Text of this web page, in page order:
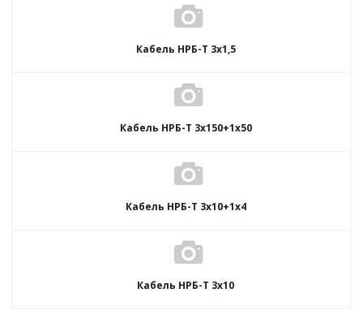
Кабель НРБ-Т 3х1,5
Кабель НРБ-Т 3х150+1х50
Кабель НРБ-Т 3х10+1х4
Кабель НРБ-Т 3х10